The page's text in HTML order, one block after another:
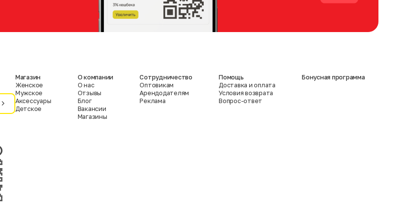
Магазин
Женское
Мужское
Аксессуары
Детское
О компании
О нас
Отзывы
Блог
Вакансии
Магазины
Сотрудничество
Оптовикам
Арендодателям
Реклама
Помощь
Доставка и оплата
Условия возврата
Вопрос-ответ
Бонусная программа